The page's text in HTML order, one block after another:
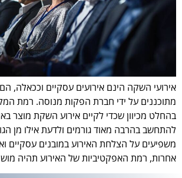
אירועי השקה הינם אירועים עסקיים וככאלה,
מתוכננים על ידי חברת הפקות מנוסה. רמת
בהחלט מכיוון שכדי לקיים אירוע השקת מוצר
להתחשב בהרבה מאוד גורמים ולדעת אילו מן
משפיעים על הצלחת האירוע במובנים עסקיים
אחרות, רמת האפקטיביות של האירוע תהיה